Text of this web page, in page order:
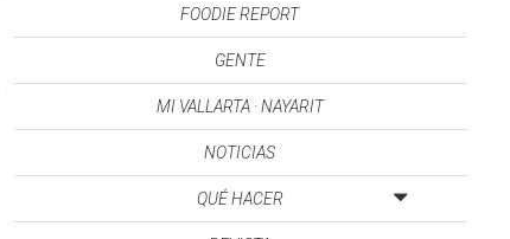
FOODIE REPORT
GENTE
MI VALLARTA · NAYARIT
NOTICIAS
QUÉ HACER